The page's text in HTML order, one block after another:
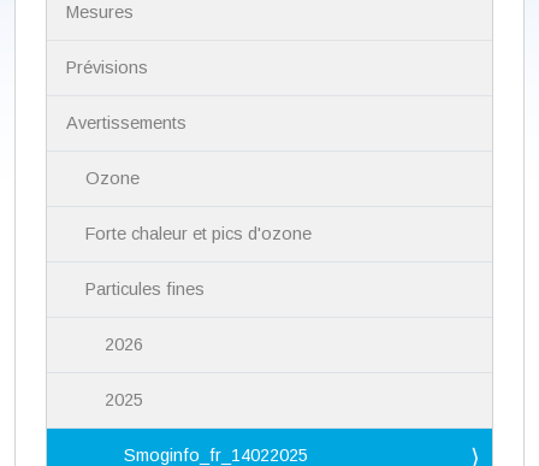
Mesures
Prévisions
Avertissements
Ozone
Forte chaleur et pics d'ozone
Particules fines
2026
2025
Smoginfo_fr_14022025